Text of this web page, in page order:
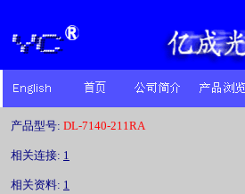
产品型号: DL-7140-211RA
相关连接: 1
相关资料: 1